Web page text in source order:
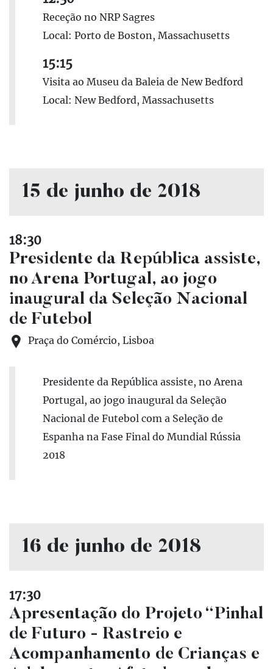
Receção no NRP Sagres
Local: Porto de Boston, Massachusetts
15:15
Visita ao Museu da Baleia de New Bedford
Local: New Bedford, Massachusetts
15 de junho de 2018
18:30
Presidente da República assiste,
no Arena Portugal, ao jogo
inaugural da Seleção Nacional
de Futebol
Praça do Comércio, Lisboa
Presidente da República assiste, no Arena
Portugal, ao jogo inaugural da Seleção
Nacional de Futebol com a Seleção de
Espanha na Fase Final do Mundial Rússia
2018
16 de junho de 2018
17:30
Apresentação do Projeto “Pinhal
de Futuro - Rastreio e
Acompanhamento de Crianças e